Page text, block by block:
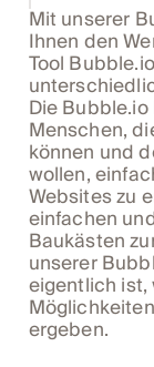
Mit unserer
Ihnen den
Tool
Die
Menschen,
können und
wollen,
Websites zu
einfachen
Baukästen
unserer
eigentlich
ergeben.